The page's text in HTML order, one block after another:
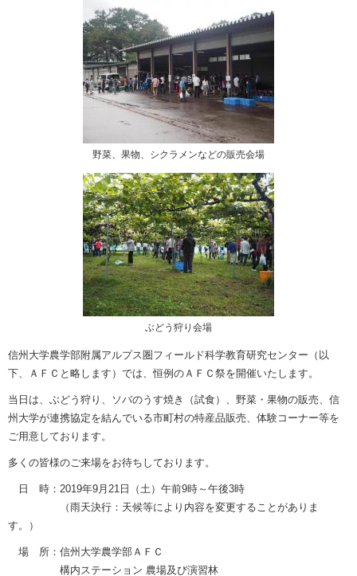
野菜、果物、シクラメンなどの販売会場
ぶどう狩り会場
信州大学農学部附属アルプス圏フィールド科学教育研究センター（以
下、ＡＦＣと略します）では、恒例のＡＦＣ祭を開催いたします。
当日は、ぶどう狩り、ソバのうす焼き（試食）、野菜・果物の販売、信
州大学が連携協定を結んでいる市町村の特産品販売、体験コーナー等を
ご用意しております。
多くの皆様のご来場をお待ちしております。
日 時：2019年9月21日（土）午前9時～午後3時
（雨天決行：天候等により内容を変更することがありま
す。）
場 所：信州大学農学部ＡＦＣ
構内ステーション 農場及び演習林